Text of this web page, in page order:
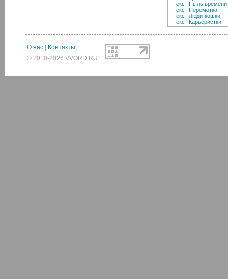
- текст Пыль времени
- текст Перемотка
- текст Люди-кошки
- текст Карьеристки
О нас
Контакты
© 2010-2026 VVORD.RU